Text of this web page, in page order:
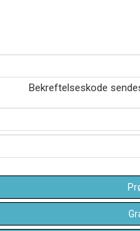
Bekreftelseskode